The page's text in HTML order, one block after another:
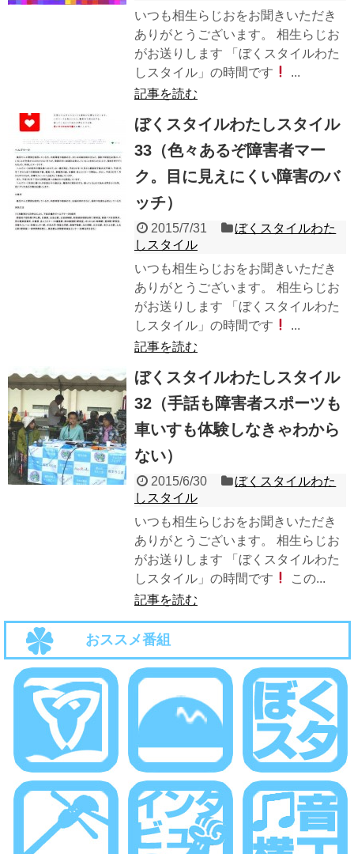
いつも相生らじおをお聞きいただき
ありがとうございます。 相生らじお
がお送りします 「ぼくスタイルわた
しスタイル」の時間です
...
記事を読む
ぼくスタイルわたしスタイル
33（色々あるぞ障害者マー
ク。目に見えにくい障害のバ
ッチ）
2015/7/31
ぼくスタイルわた
しスタイル
いつも相生らじおをお聞きいただき
ありがとうございます。 相生らじお
がお送りします 「ぼくスタイルわた
しスタイル」の時間です
...
記事を読む
ぼくスタイルわたしスタイル
32（手話も障害者スポーツも
車いすも体験しなきゃわから
ない）
2015/6/30
ぼくスタイルわた
しスタイル
いつも相生らじおをお聞きいただき
ありがとうございます。 相生らじお
がお送りします 「ぼくスタイルわた
しスタイル」の時間です
この...
記事を読む
おススメ番組